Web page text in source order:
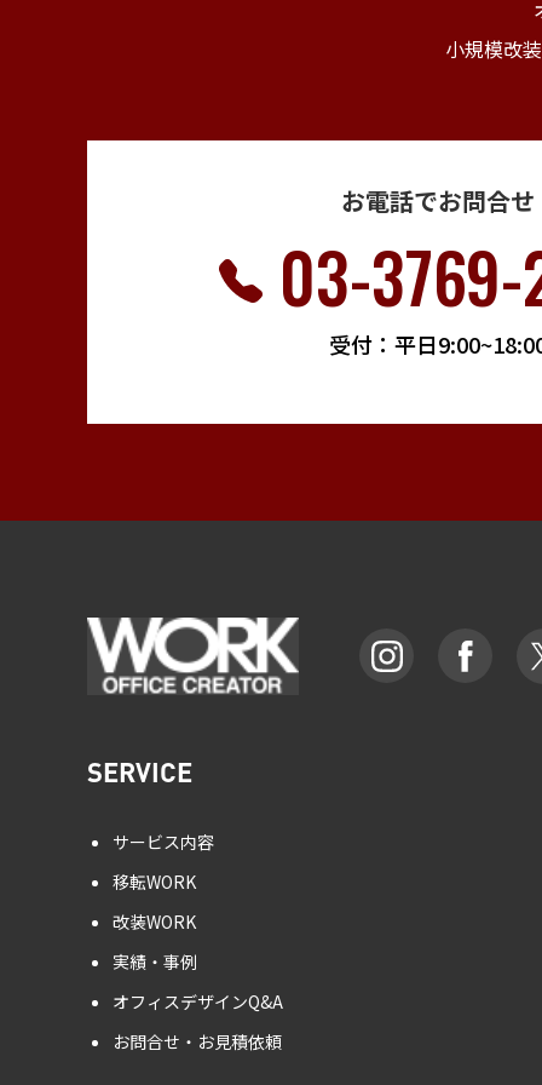
小規模改
お電話でお問合せ
03-
受付：平日
SERVICE
サービス内容
移転WORK
改装WORK
実績・事例
オフィスデザインQ&A
お問合せ・お見積依頼